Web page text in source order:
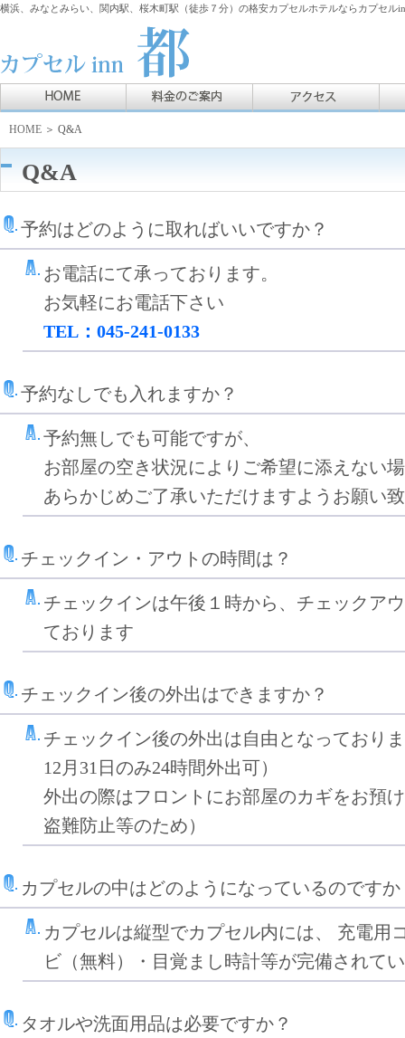
横浜、みなとみらい、関内駅、桜木町駅（徒歩７分）の格安カプセルホテルならカプセル
HOME ＞ Q&A
Q&A
予約はどのように取ればいいですか？
お電話にて承っております。
お気軽にお電話下さい
TEL：045-241-0133
予約なしでも入れますか？
予約無しでも可能ですが、
お部屋の空き状況によりご希望に添えない
あらかじめご了承いただけますようお願い
チェックイン・アウトの時間は？
チェックインは午後１時から、チェックア
ております
チェックイン後の外出はできますか？
チェックイン後の外出は自由となっており
12月31日のみ24時間外出可）
外出の際はフロントにお部屋のカギをお預
盗難防止等のため）
カプセルの中はどのようになっているのですか
カプセルは縦型でカプセル内には、 充電用
ビ（無料）・目覚まし時計等が完備されて
タオルや洗面用品は必要ですか？